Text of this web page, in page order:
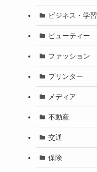
ビジネス・学習
ビューティー
ファッション
プリンター
メディア
不動産
交通
保険